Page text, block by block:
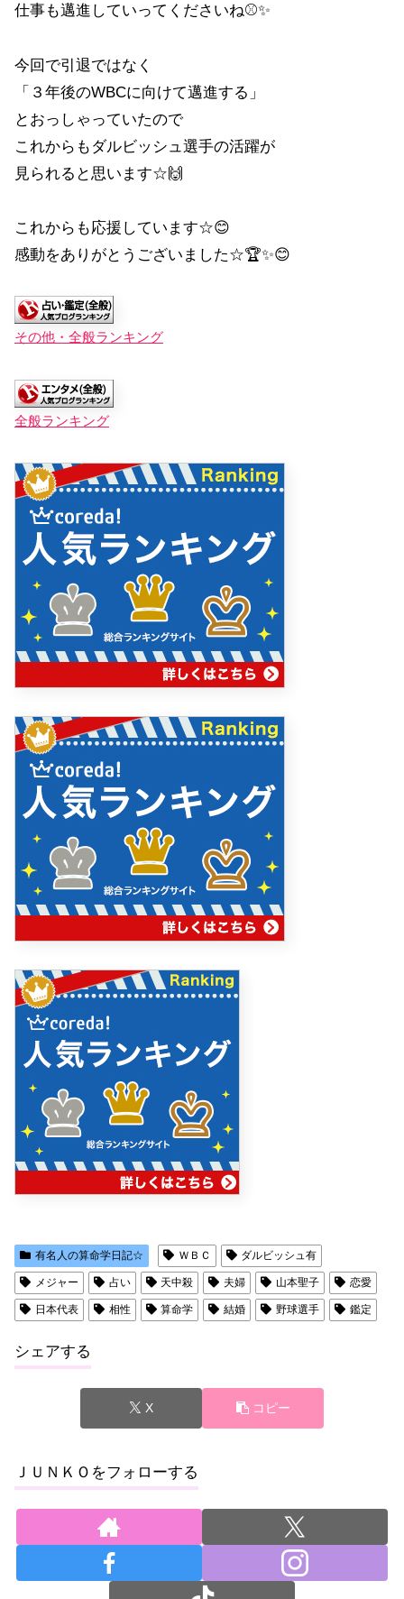
仕事も邁進していってくださいね⚾✨
今回で引退ではなく
「３年後のWBCに向けて邁進する」
とおっしゃっていたので
これからもダルビッシュ選手の活躍が
見られると思います☆🙌
これからも応援しています☆😊
感動をありがとうございました☆🏆✨😊
その他・全般ランキング
全般ランキング
有名人の算命学日記☆ ＷＢＣ ダルビッシュ有
メジャー 占い 天中殺 夫婦 山本聖子 恋愛
日本代表 相性 算命学 結婚 野球選手 鑑定
シェアする
X コピー
ＪＵＮＫＯをフォローする